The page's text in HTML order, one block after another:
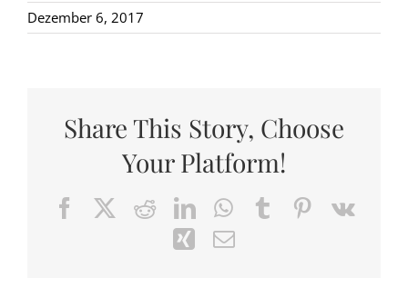
Dezember 6, 2017
Share This Story, Choose
Your Platform!
FacebookRedditLinkedInWhatsApp
TumblrPinterest
Vk
XingEmail